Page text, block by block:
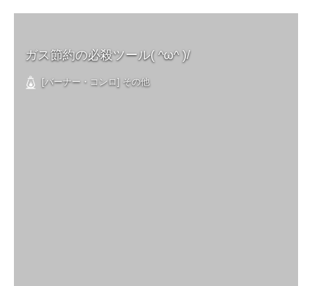
ガス節約の必殺ツール( ^ω^ )/
[バーナー・コンロ] その他